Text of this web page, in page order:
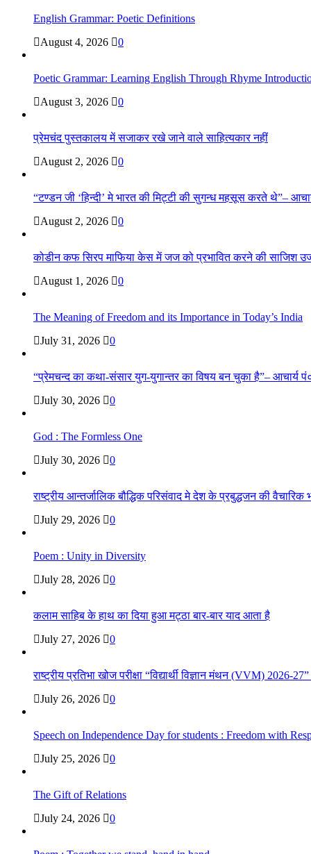
English Grammar: Poetic Definitions
August 4, 2026
0
Poetic Grammar: Learning English Through Rhyme
August 3, 2026
0
प्रेमचंद पुस्तकालय में सजाकर रखे जाने वाले साहित्यकार नहीं
August 2, 2026
0
“टण्डन जी ‘हिन्दी’ मे भारत की मिट्टी की सुगन्ध महसूस करते थे”–
August 2, 2026
0
कोडीन कफ सिरप माफिया केस में जज को प्रभावित करने की साजिश
August 1, 2026
0
The Meaning of Freedom and its Importance in Today’s India
July 31, 2026
0
“प्रेमचन्द का कथा-संसार युग-युगान्तर का विषय बन चुका है”– आचार्य
July 30, 2026
0
God : The Formless One
July 30, 2026
0
राष्ट्रीय आन्तर्जालिक बौद्धिक परिसंवाद मे देश के प्रबुद्धजन की वैचारिक
July 29, 2026
0
Poem : Unity in Diversity
July 28, 2026
0
कलाम साहिब के हाथ का दिया हुआ मट्ठा बार-बार याद आता है
July 27, 2026
0
राष्ट्रीय प्रतिभा खोज परीक्षा “विद्यार्थी विज्ञान मंथन (VVM)
July 26, 2026
0
Speech on Independence Day for students : Freedom with
July 25, 2026
0
The Gift of Relations
July 24, 2026
0